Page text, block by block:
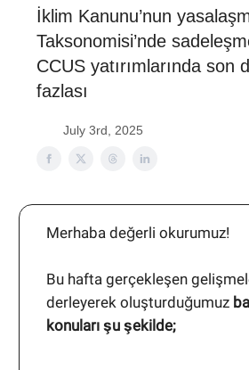
İklim Kanunu’nun
Taksonomisi’nde
CCUS yatırımlarında son
fazlası
July 3rd, 2025
Merhaba değerli okurumuz!
Bu hafta gerçekleşen
derleyerek oluşturduğumuz
konuları şu şekilde;